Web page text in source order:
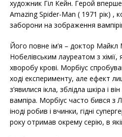
художник Гіл Кейн. Герой
Amazing Spider-Man ( 1971 рік) ,
заборони на зображення
Його повне ім’я – доктор Майкл
Нобелівським лауреатом з хімії,
хворобу крові. Морбіус
ході експерименту, але ефект
з’явилися ікла, зблідла шкіра і
вампіра. Морбіус часто бився
іноді робив і вчинки, гідні
року отримав окрему серію, в